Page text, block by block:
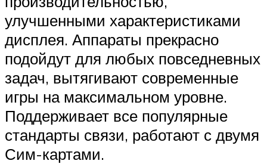
улучшенными характеристиками
дисплея. Аппараты прекрасно
подойдут для любых повседневных
задач, вытягивают современные
игры на максимальном уровне.
Поддерживает все популярные
стандарты связи, работают с двумя
Сим-картами.